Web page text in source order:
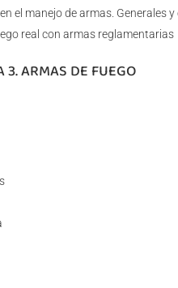
el manejo de armas. Generales
real con armas reglamentarias
ARMAS DE FUEGO